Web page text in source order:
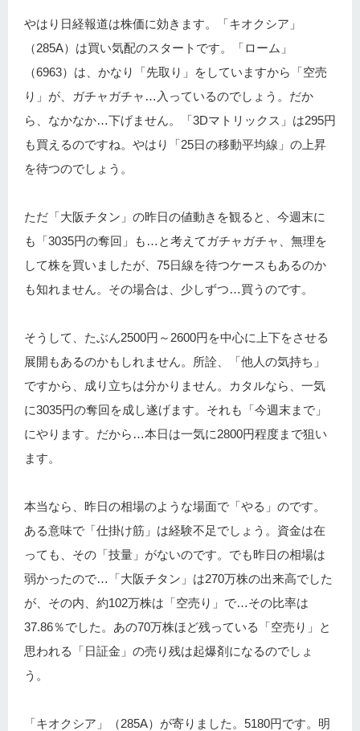
やはり日経報道は株価に効きます。「キオクシア」
（285A）は買い気配のスタートです。「ローム」
（6963）は、かなり「先取り」をしていますから「空売
り」が、ガチャガチャ…入っているのでしょう。だか
ら、なかなか…下げません。「3Dマトリックス」は295円
も買えるのですね。やはり「25日の移動平均線」の上昇
を待つのでしょう。
ただ「大阪チタン」の昨日の値動きを観ると、今週末に
も「3035円の奪回」も…と考えてガチャガチャ、無理を
して株を買いましたが、75日線を待つケースもあるのか
も知れません。その場合は、少しずつ…買うのです。
そうして、たぶん2500円～2600円を中心に上下をさせる
展開もあるのかもしれません。所詮、「他人の気持ち」
ですから、成り立ちは分かりません。カタルなら、一気
に3035円の奪回を成し遂げます。それも「今週末まで」
にやります。だから…本日は一気に2800円程度まで狙い
ます。
本当なら、昨日の相場のような場面で「やる」のです。
ある意味で「仕掛け筋」は経験不足でしょう。資金は在
っても、その「技量」がないのです。でも昨日の相場は
弱かったので…「大阪チタン」は270万株の出来高でした
が、その内、約102万株は「空売り」で…その比率は
37.86％でした。あの70万株ほど残っている「空売り」と
思われる「日証金」の売り残は起爆剤になるのでしょ
う。
「キオクシア」（285A）が寄りました。5180円です。明